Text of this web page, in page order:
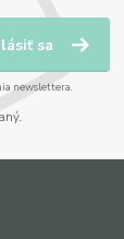
sa
newslettera.